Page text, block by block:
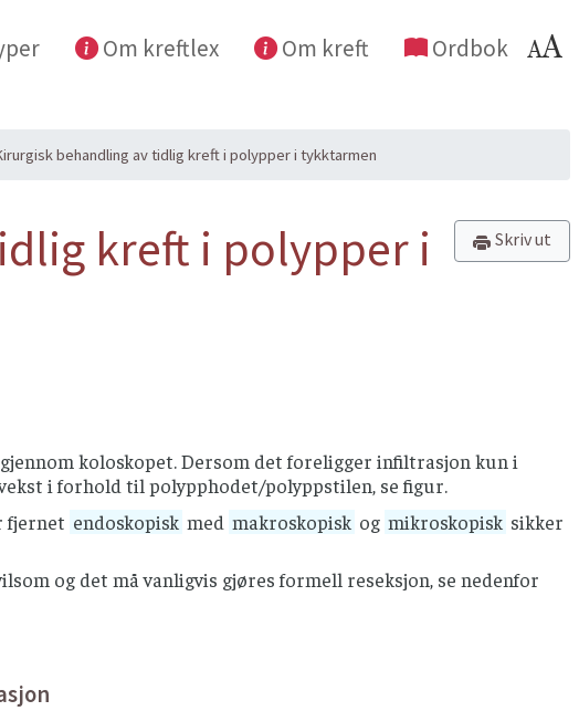
Om kreftlex Om kreft Ordbok
behandling av tidlig kreft i polypper i tykktarmen
Skriv ut
kreft i polypper i
koloskopet. Dersom det foreligger infiltrasjon kun i
i forhold til polypphodet/polyppstilen, se figur.
fjernet endoskopisk med makroskopisk og mikroskopisk sikker
og det må vanligvis gjøres formell reseksjon, se nedenfor